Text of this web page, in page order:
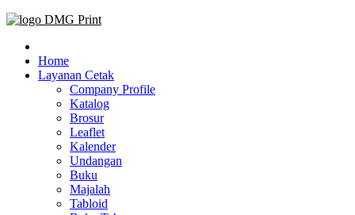
Jasa Cetak Online DMG Printing
Home
Layanan Cetak
Company Profile
Katalog
Brosur
Leaflet
Kalender
Undangan
Buku
Majalah
Tabloid